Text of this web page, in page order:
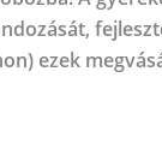
ezek